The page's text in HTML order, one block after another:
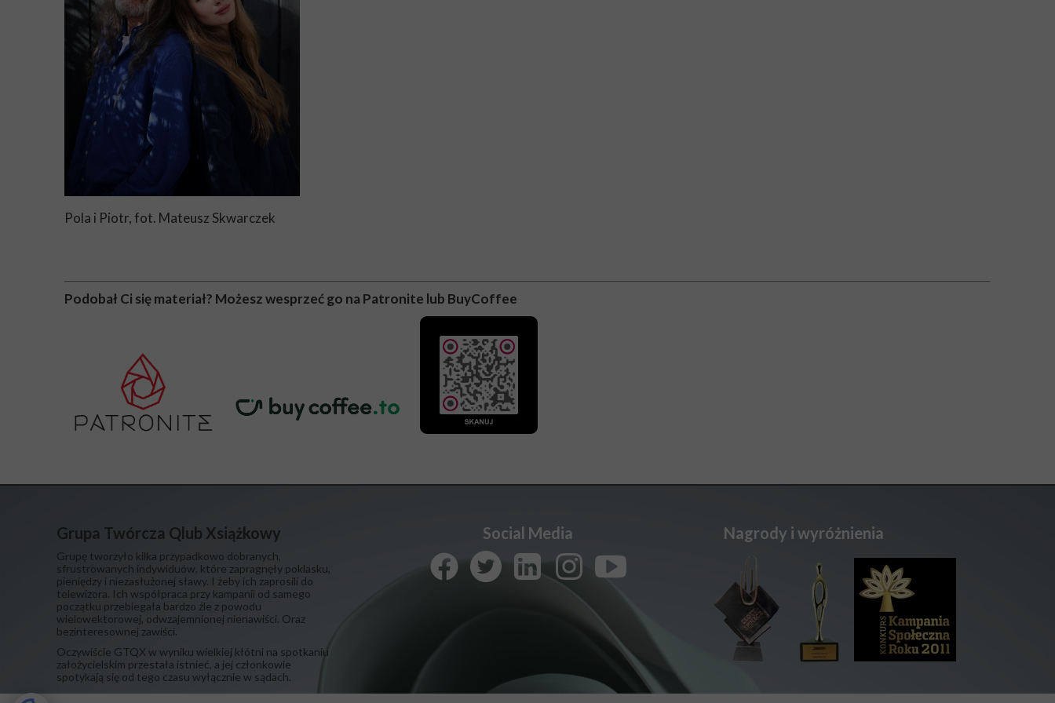
Pola i Piotr, fot. Mateusz Skwarczek
Podobał Ci się materiał? Możesz wesprzeć go na Patronite lub BuyCoffee
Grupa Twórcza Qlub Xsiążkowy
Grupę tworzyło kilka przypadkowo dobranych,
sfrustrowanych indywiduów, które zapragnęły poklasku,
pieniędzy i niezasłużonej sławy. I żeby ich zaprosili do
telewizora. Ich współpraca przy kampanii od samego
początku przebiegała bardzo źle z powodu
wielowektorowej, odwzajemnionej nienawiści. Oraz
bezinteresownej zawiści.
​Oczywiście GTQX w wyniku wielkiej kłótni na spotkaniu
założycielskim przestała istnieć, a jej członkowie
spotykają się od tego czasu wyłącznie w sądach.
Social Media Nagrody i wyróżnienia